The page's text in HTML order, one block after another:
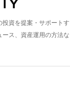
資を提案・サポート
ース、資産運用の方法